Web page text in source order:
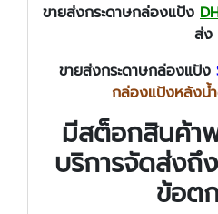
ขายส่งกระดาษกล่องแป้ง
ส่ง
ขายส่งกระดาษกล่องแป้ง
กล่องแป้งหลังน้
มีสต็อกสินค้า
บริการจัดส่งถึ
ข้อต